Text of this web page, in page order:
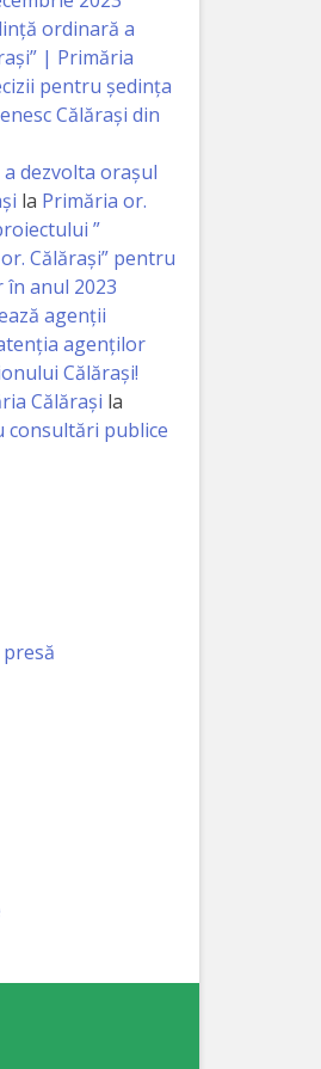
ordinară a
| Primăria
pentru ședința
Călărași din
dezvolta orașul
la Primăria or.
”
Călărași” pentru
anul 2023
agenţii
agenților
Călărași!
Călărași la
consultări publice